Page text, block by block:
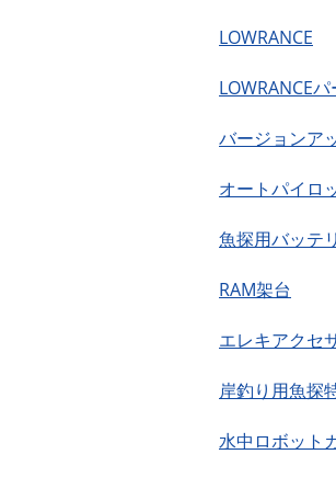
LOWRANCE
LOWRANCE
バージョンア
オートパイロ
魚探用バッテ
RAM架台
エレキアクセ
岸釣り用魚探
水中ロボット